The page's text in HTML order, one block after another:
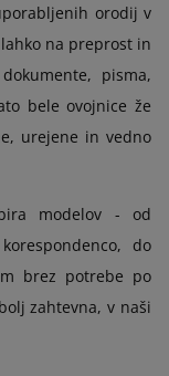
orodij v
na preprost in
pisma,
bele ovojnice že
urejene in vedno
modelov - od
do
brez potrebe po
zahtevna, v naši